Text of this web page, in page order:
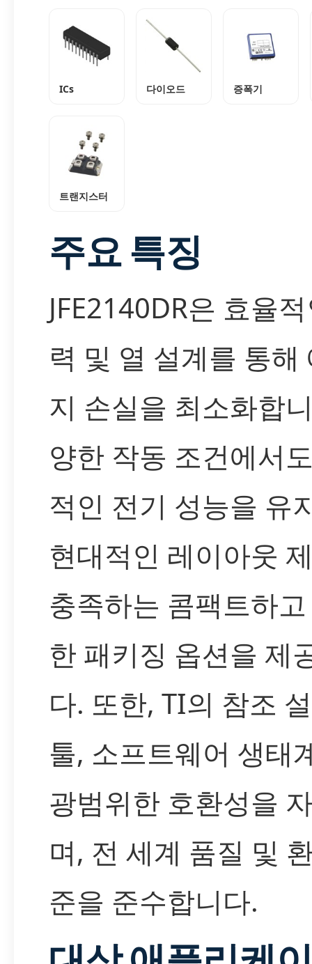
ICs 다이오드 증폭기
트랜지스터
주요 특징
JFE2140DR은 효율
력 및 열 설계를 통해
지 손실을 최소화합
양한 작동 조건에서
적인 전기 성능을 유
현대적인 레이아웃
충족하는 콤팩트하
한 패키징 옵션을 제
다. 또한, TI의 참조
툴, 소프트웨어 생태
광범위한 호환성을
며, 전 세계 품질 및
준을 준수합니다.